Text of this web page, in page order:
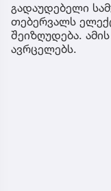
გადაუდებელი
თებერვალს
შეიზღუდება.
ავრცელებს.